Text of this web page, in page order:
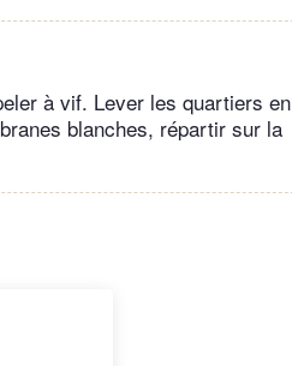
à vif. Lever les quartiers en
blanches, répartir sur la